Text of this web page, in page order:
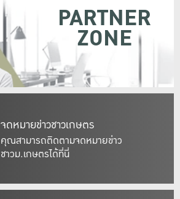
จดหมายข่าวชาวเกษตร
คุณสามารถติดตามจดหมายข่าว
ชาวม.เกษตรได้ที่นี่
PARTNER
ZONE